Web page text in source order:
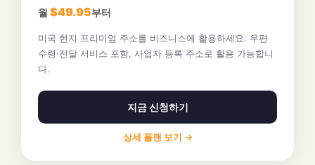
월 $49.95부터
미국 현지 프리미엄 주소를 비즈니스에 활용하세요. 우편
수령·전달 서비스 포함, 사업자 등록 주소로 활용 가능합니
다.
지금 신청하기
상세 플랜 보기 →